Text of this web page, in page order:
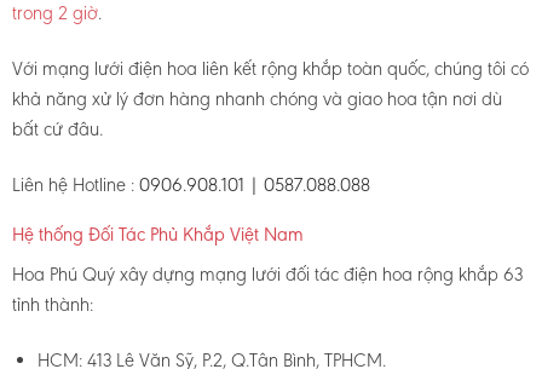
trong 2 giờ.
Với mạng lưới điện hoa liên kết rộng khắp toàn quốc, chúng tôi có
khả năng xử lý đơn hàng nhanh chóng và giao hoa tận nơi dù
bất cứ đâu.
Liên hệ Hotline : 0906.908.101 | 0587.088.088
Hệ thống Đối Tác Phủ Khắp Việt Nam
Hoa Phú Quý xây dựng mạng lưới đối tác điện hoa rộng khắp 63
tỉnh thành:
HCM: 413 Lê Văn Sỹ, P.2, Q.Tân Bình, TPHCM.